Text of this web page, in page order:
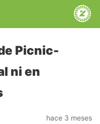
Picnic-
ni en
hace 3 meses